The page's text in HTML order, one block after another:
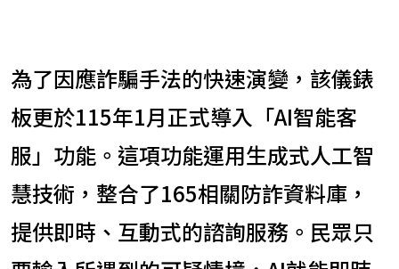
為了因應詐騙手法的快速演變，該儀錶
板更於115年1月正式導入「AI智能客
服」功能。這項功能運用生成式人工智
慧技術，整合了165相關防詐資料庫，
提供即時、互動式的諮詢服務。民眾只